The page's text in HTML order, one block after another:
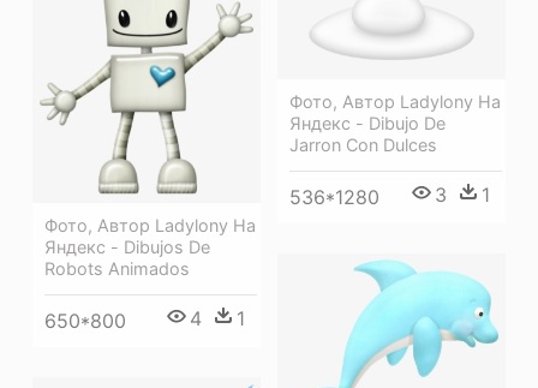
Фото, Автор Ladylony На
Яндекс - Dibujo De
Jarron Con Dulces
536*1280 3 1
Фото, Автор Ladylony На
Яндекс - Dibujos De
Robots Animados
650*800 4 1